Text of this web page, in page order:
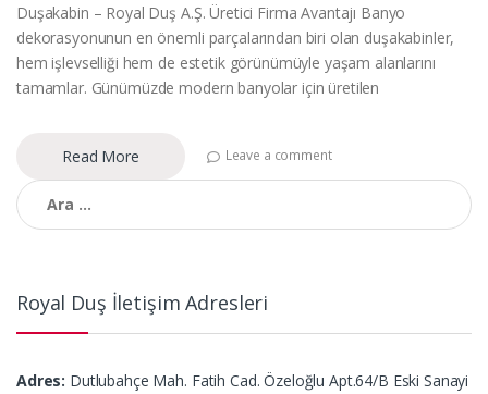
Duşakabin – Royal Duş A.Ş. Üretici Firma Avantajı Banyo
dekorasyonunun en önemli parçalarından biri olan duşakabinler,
hem işlevselliği hem de estetik görünümüyle yaşam alanlarını
tamamlar. Günümüzde modern banyolar için üretilen
Read More Leave a comment
Arama:
Royal Duş İletişim Adresleri
Adres: Dutlubahçe Mah. Fatih Cad. Özeloğlu Apt.64/B Eski Sanayi